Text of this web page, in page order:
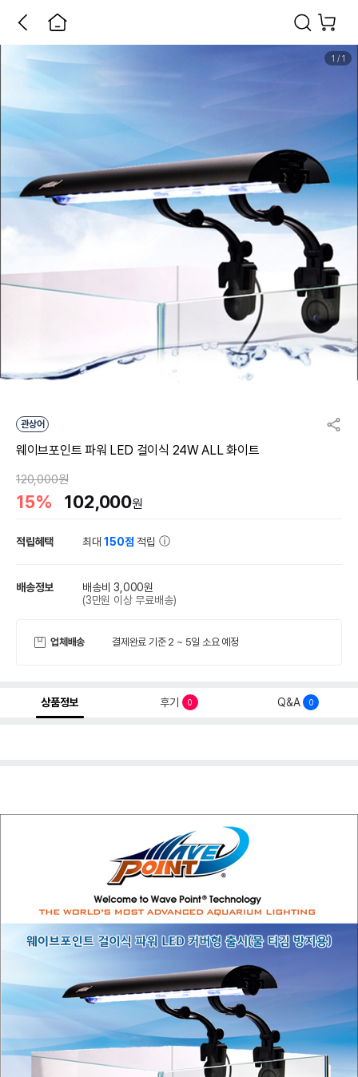
1 / 1
관상어
웨이브포인트 파워 LED 걸이식 24W ALL 화이트
120,000원
15% 102,000원
적립혜택 최대150점 적립
배송정보
배송비 3,000원
(3만원 이상 무료배송)
업체배송 결제완료 기준 2 ~ 5일 소요 예정
상품정보 후기 0 Q&A 0